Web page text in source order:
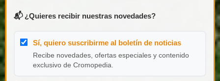
📬 ¿Quieres recibir nuestras novedades?
Sí, quiero suscribirme al boletín de noticias
Recibe novedades, ofertas especiales y contenido
exclusivo de Cromopedia.